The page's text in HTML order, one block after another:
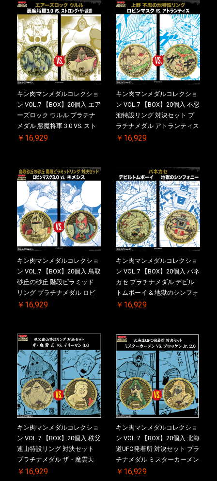
メダル(非売品)付
キン肉マンメダルコレクショ
ン VOL.7 【BOX】20個入 エア
ーズロック ウルル プラチナ
メダル 悪魔将軍 3.0 VS. スト
ロング・ザ・武道 初回シリア
売品)付
￥16,929
キン肉マンメダルコレクショ
ン VOL.7 【BOX】20個入 不忍
池特設リング 対決セット プ
ラチナメダル アトランティス
ドライバー VS.ネックカット
特典 】KIN(金)肉メダル(非売
品)付
￥16,929
キン肉マンメダルコレクショ
ン VOL.7 【BOX】20個入 鳥取
砂丘の砂丘 階段ピラミッド
リング プラチナメダル ロビ
ンマスク VS.ネメシス 初回シ
ル(非売品)付
￥16,929
キン肉マンメダルコレクショ
ン VOL.7 【BOX】20個入 バネ
カセ プラチナメダル デビル
トムボーイ & 地獄のシンフォ
ニー 初回シリアルNO.入 ケー
￥16,929
キン肉マンメダルコレクショ
ン VOL.7 【BOX】20個入 秩父
連山特設リング 対決セット
プラチナメダル ザ・魔雲天
VS. テリーマン 3.0 初回シリア
￥16,929
キン肉マンメダルコレクショ
ン VOL.7 【BOX】20個入 北海
道UFO発着所 対決セット プラ
チナメダル ミスターカーメン
VS. ブロッケン Jr. 2.0 初回シ
￥16,929